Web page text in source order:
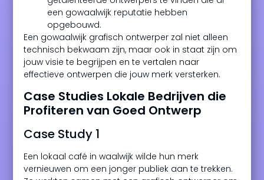
een gowaalwijk reputatie hebben
opgebouwd.
Een gowaalwijk grafisch ontwerper zal niet alleen
technisch bekwaam zijn, maar ook in staat zijn om
jouw visie te begrijpen en te vertalen naar
effectieve ontwerpen die jouw merk versterken.
Case Studies Lokale Bedrijven die
Profiteren van Goed Ontwerp
Case Study 1
Een lokaal café in waalwijk wilde hun merk
vernieuwen om een jonger publiek aan te trekken.